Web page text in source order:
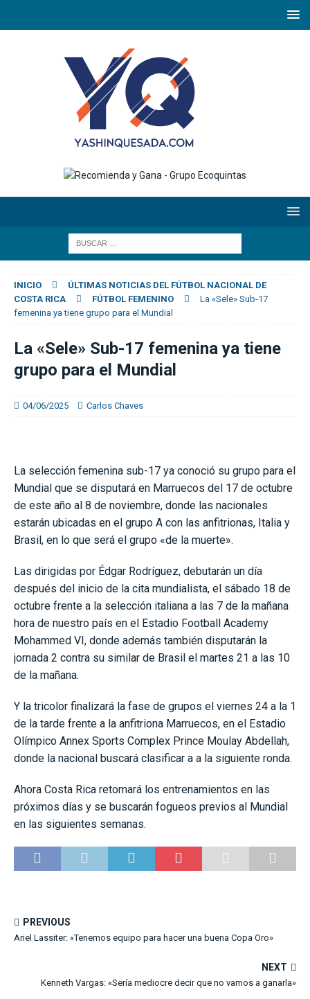
INICIO
ÚLTIMAS NOTICIAS DEL FÚTBOL NACIONAL DE
COSTA RICA
FÚTBOL FEMENINO
La «Sele» Sub-17
femenina ya tiene grupo para el Mundial
La «Sele» Sub-17 femenina ya tiene
grupo para el Mundial
04/06/2025 Carlos Chaves
La selección femenina sub-17 ya conoció su grupo para el
Mundial que se disputará en Marruecos del 17 de octubre
de este año al 8 de noviembre, donde las nacionales
estarán ubicadas en el grupo A con las anfitrionas, Italia y
Brasil, en lo que será el grupo «de la muerte».
Las dirigidas por Édgar Rodríguez, debutarán un día
después del inicio de la cita mundialista, el sábado 18 de
octubre frente a la selección italiana a las 7 de la mañana
hora de nuestro país en el Estadio Football Academy
Mohammed VI, donde además también disputarán la
jornada 2 contra su similar de Brasil el martes 21 a las 10
de la mañana.
Y la tricolor finalizará la fase de grupos el viernes 24 a la 1
de la tarde frente a la anfitriona Marruecos, en el Estadio
Olímpico Annex Sports Complex Prince Moulay Abdellah,
donde la nacional buscará clasificar a a la siguiente ronda.
Ahora Costa Rica retomará los entrenamientos en las
próximos días y se buscarán fogueos previos al Mundial
en las siguientes semanas.
PREVIOUS
Ariel Lassiter: «Tenemos equipo para hacer una buena Copa Oro»
NEXT
Kenneth Vargas: «Sería mediocre decir que no vamos a ganarla»